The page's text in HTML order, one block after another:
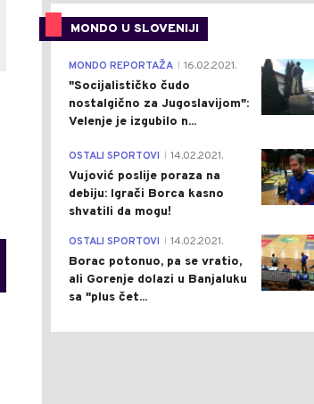
MONDO U SLOVENIJI
MONDO REPORTAŽA 16.02.2021.
"Socijalističko čudo
nostalgično za Jugoslavijom":
Velenje je izgubilo n...
OSTALI SPORTOVI 14.02.2021.
Vujović poslije poraza na
debiju: Igrači Borca kasno
shvatili da mogu!
OSTALI SPORTOVI 14.02.2021.
Borac potonuo, pa se vratio,
ali Gorenje dolazi u Banjaluku
sa "plus čet...